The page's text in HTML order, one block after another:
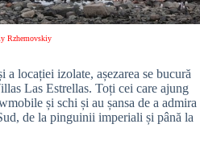
Rzhemovskiy
locației izolate, așezarea se bucură
Las Estrellas. Toți cei care ajung
și schi și au șansa de a admira
de la pinguinii imperiali și până la